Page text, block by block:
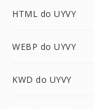
HTML do UYVY
WEBP do UYVY
KWD do UYVY